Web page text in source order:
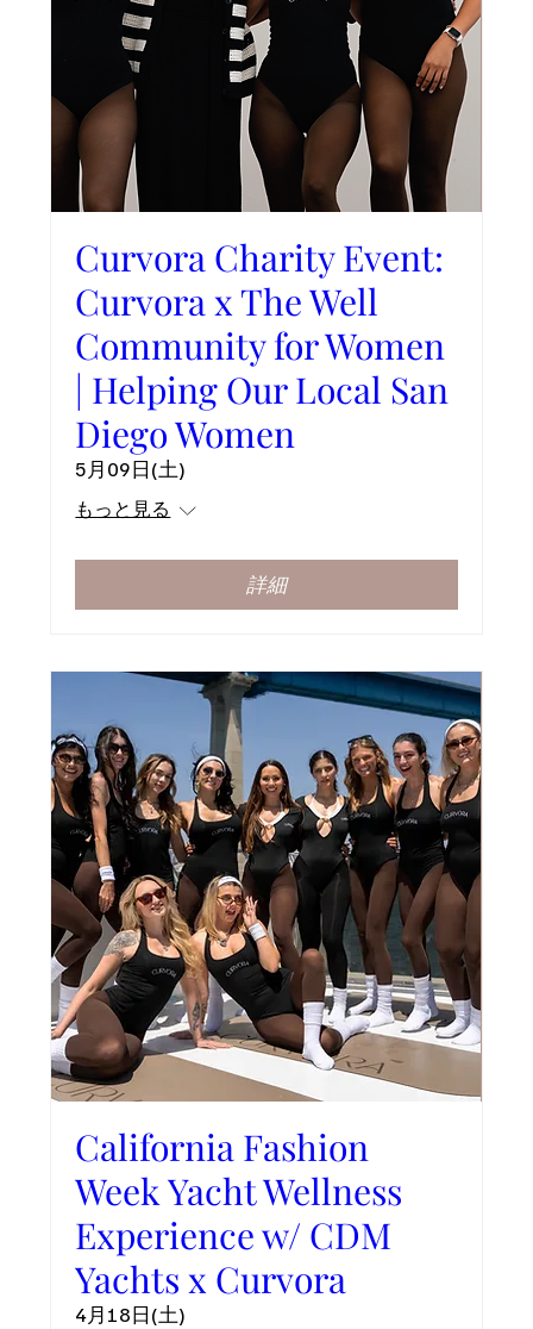
Curvora Charity Event:
Curvora x The Well
Community for Women
| Helping Our Local San
Diego Women
5月09日(土)
もっと見る
詳細
California Fashion
Week Yacht Wellness
Experience w/ CDM
Yachts x Curvora
4月18日(土)